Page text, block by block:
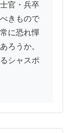
官・兵卒
きもので
に恐れ憚
ろうか。
シャスポ